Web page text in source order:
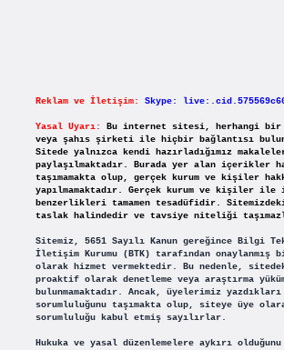
Reklam ve İletişim: Skype:
Yasal Uyarı:
Bu internet sitesi, herhangi bir
veya şahıs şirketi ile hiçbir bağlantısı
Sitede yalnızca kendi hazırladığımız
paylaşılmaktadır. Burada yer alan içerikler
taşımamakta olup, gerçek kurum ve kişiler
yapılmamaktadır. Gerçek kurum ve kişiler ile
benzerlikleri tamamen tesadüfidir.
taslak halindedir ve tavsiye niteliği
Sitemiz, 5651 Sayılı Kanun gereğince Bilgi
İletişim Kurumu (BTK) tarafından onaylanmış
olarak hizmet vermektedir. Bu nedenle,
proaktif olarak denetleme veya araştırma
bulunmamaktadır. Ancak, üyelerimiz
sorumluluğunu taşımakta olup, siteye üye
sorumluluğu kabul etmiş sayılırlar.
Hukuka ve yasal düzenlemelere aykırı olduğunu